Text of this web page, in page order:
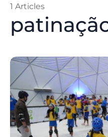
1 Articles